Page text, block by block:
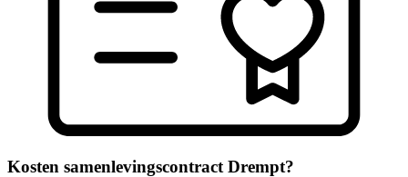
Kosten samenlevingscontract Drempt?